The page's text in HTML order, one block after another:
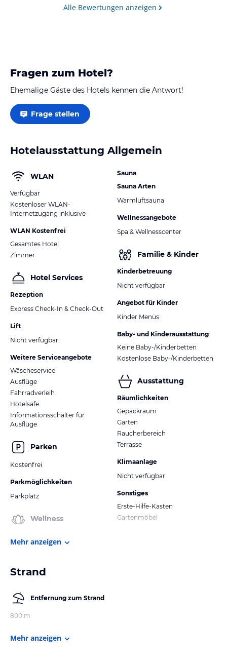
Alle Bewertungen anzeigen
Fragen zum Hotel?
Ehemalige Gäste des Hotels kennen die Antwort!
Frage stellen
Hotelausstattung Allgemein
WLAN
Verfügbar
Kostenloser WLAN-
Internetzugang inklusive
WLAN Kostenfrei
Gesamtes Hotel
Zimmer
Hotel Services
Rezeption
Express Check-In & Check-Out
Lift
Nicht verfügbar
Weitere Serviceangebote
Wäscheservice
Ausflüge
Fahrradverleih
Hotelsafe
Informationsschalter für
Ausflüge
Parken
Kostenfrei
Parkmöglichkeiten
Parkplatz
Wellness
Sauna
Sauna Arten
Warmluftsauna
Wellnessangebote
Spa & Wellnesscenter
Familie & Kinder
Kinderbetreuung
Nicht verfügbar
Angebot für Kinder
Kinder Menüs
Baby- und Kinderausstattung
Keine Baby-/Kinderbetten
Kostenlose Baby-/Kinderbetten
Ausstattung
Räumlichkeiten
Gepäckraum
Garten
Raucherbereich
Terrasse
Klimaanlage
Nicht verfügbar
Sonstiges
Erste-Hilfe-Kasten
Gartenmöbel
Mehr anzeigen
Strand
Entfernung zum Strand
800 m
Mehr anzeigen